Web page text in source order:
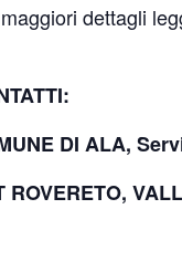
dettagli
DI ALA,
ROVERETO,